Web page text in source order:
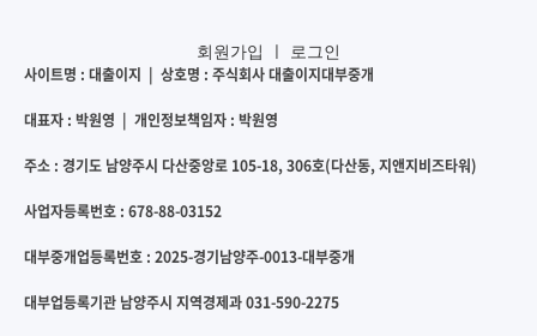
회원가입 로그인
사이트명 : 대출이지 | 상호명 : 주식회사 대출이지대부중개
대표자 : 박원영 | 개인정보책임자 : 박원영
주소 : 경기도 남양주시 다산중앙로 105-18, 306호(다산동, 지앤지비즈타워)
사업자등록번호 : 678-88-03152
대부중개업등록번호 : 2025-경기남양주-0013-대부중개
대부업등록기관 남양주시 지역경제과 031-590-2275